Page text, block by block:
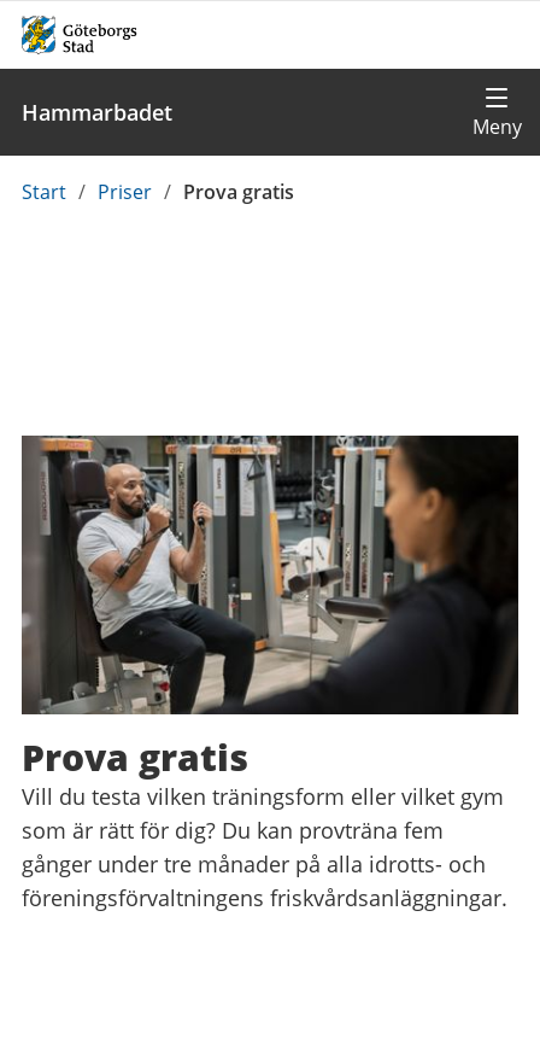
Hammarbadet
Du
Start / Priser / Prova gratis
Prova gratis
Vill du testa vilken träningsform eller vilket gym
som är rätt för dig? Du kan provträna fem
gånger under tre månader på alla idrotts- och
föreningsförvaltningens friskvårdsanläggningar.